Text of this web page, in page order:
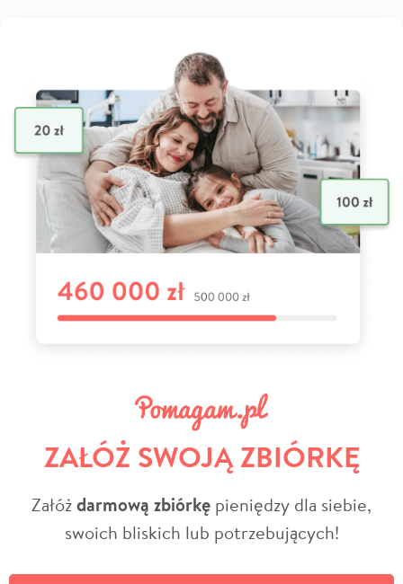
ZAŁÓŻ SWOJĄ ZBIÓRKĘ
Załóżdarmową zbiórkę pieniędzy dla siebie,
swoich bliskich lub potrzebujących!